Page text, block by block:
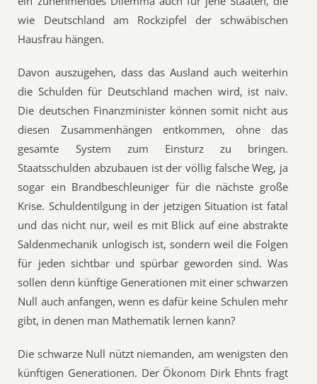
wie Deutschland am Rockzipfel der schwäbischen
Hausfrau hängen.
Davon auszugehen, dass das Ausland auch weiterhin
die Schulden für Deutschland machen wird, ist naiv.
Die deutschen Finanzminister können somit nicht aus
diesen Zusammenhängen entkommen, ohne das
gesamte System zum Einsturz zu bringen.
Staatsschulden abzubauen ist der völlig falsche Weg, ja
sogar ein Brandbeschleuniger für die nächste große
Krise. Schuldentilgung in der jetzigen Situation ist fatal
und das nicht nur, weil es mit Blick auf eine abstrakte
Saldenmechanik unlogisch ist, sondern weil die Folgen
für jeden sichtbar und spürbar geworden sind. Was
sollen denn künftige Generationen mit einer schwarzen
Null auch anfangen, wenn es dafür keine Schulen mehr
gibt, in denen man Mathematik lernen kann?
Die schwarze Null nützt niemanden, am wenigsten den
künftigen Generationen. Der Ökonom Dirk Ehnts fragt